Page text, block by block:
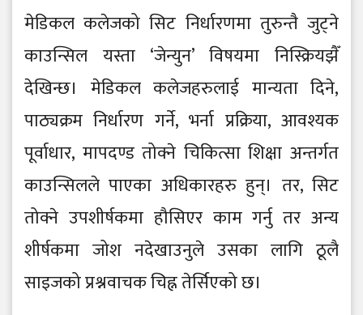
मेडिकल कलेजको सिट निर्धारणमा तुरुन्तै जुट्ने
काउन्सिल यस्ता ‘जेन्युन’ विषयमा निस्क्रियझैँ
देखिन्छ। मेडिकल कलेजहरुलाई मान्यता दिने,
पाठ्यक्रम निर्धारण गर्ने, भर्ना प्रक्रिया, आवश्यक
पूर्वाधार, मापदण्ड तोक्ने चिकित्सा शिक्षा अन्तर्गत
काउन्सिलले पाएका अधिकारहरु हुन्। तर, सिट
तोक्ने उपशीर्षकमा हौसिएर काम गर्नु तर अन्य
शीर्षकमा जोश नदेखाउनुले उसका लागि ठूलै
साइजको प्रश्नवाचक चिह्न तेर्सिएको छ।